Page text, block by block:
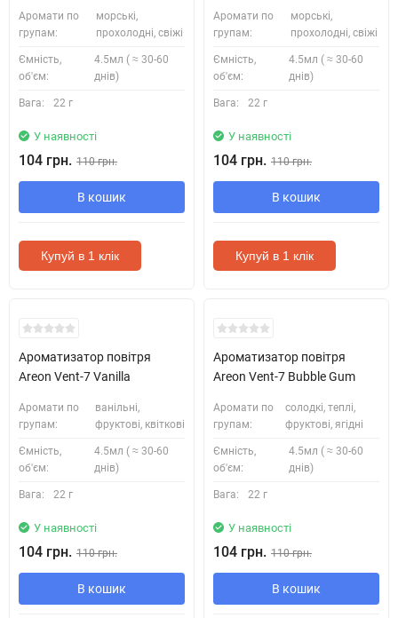
Аромати по
групам:
морські,
прохолодні, свіжі
Ємність,
об'єм:
4.5мл ( ≈ 30-60
днів)
Вага: 22 г
У наявності
104 грн. 110 грн.
В кошик
Купуй в 1 клік
Аромати по
групам:
морські,
прохолодні, свіжі
Ємність,
об'єм:
4.5мл ( ≈ 30-60
днів)
Вага: 22 г
У наявності
104 грн. 110 грн.
В кошик
Купуй в 1 клік
Ароматизатор повітря
Areon Vent-7 Vanilla
Аромати по
групам:
ванільні,
фруктові, квіткові
Ємність,
об'єм:
4.5мл ( ≈ 30-60
днів)
Вага: 22 г
У наявності
104 грн. 110 грн.
В кошик
Ароматизатор повітря
Areon Vent-7 Bubble Gum
Аромати по
групам:
солодкі, теплі,
фруктові, ягідні
Ємність,
об'єм:
4.5мл ( ≈ 30-60
днів)
Вага: 22 г
У наявності
104 грн. 110 грн.
В кошик